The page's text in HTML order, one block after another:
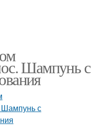
Шампунь с